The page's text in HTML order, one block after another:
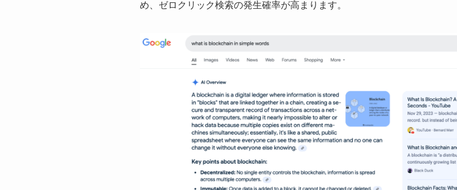
め、ゼロクリック検索の発生確率が高まります。